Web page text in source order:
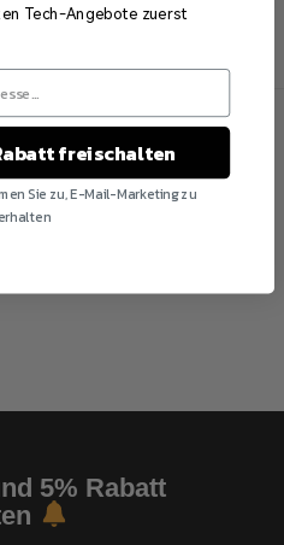
5% Rabatt
Tech-Angebote zuerst
freischalten
Sie zu, E-Mail-Marketing zu
erhalten